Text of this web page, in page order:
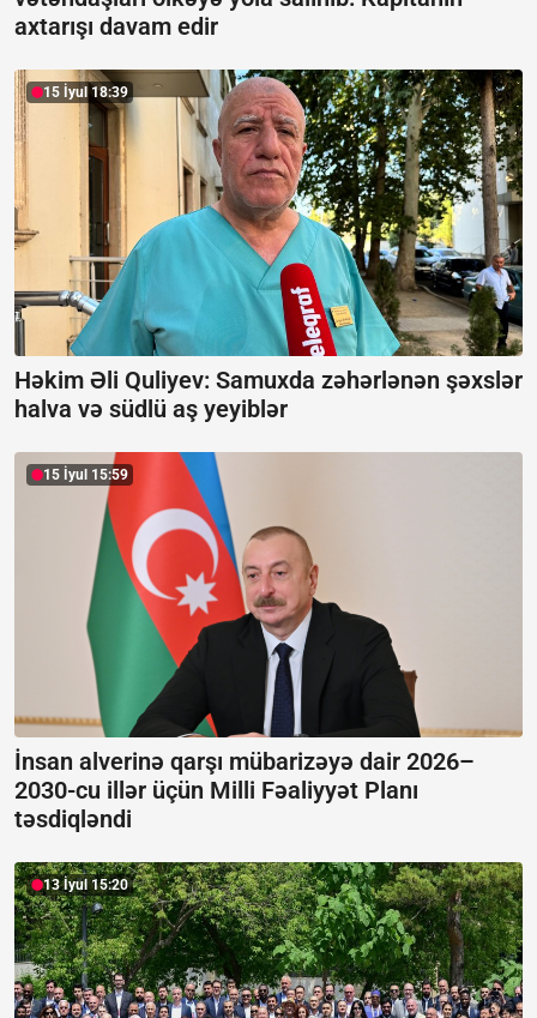
axtarışı davam edir
15 İyul 18:39
Həkim Əli Quliyev: Samuxda zəhərlənən şəxslər
halva və südlü aş yeyiblər
15 İyul 15:59
İnsan alverinə qarşı mübarizəyə dair 2026–
2030-cu illər üçün Milli Fəaliyyət Planı
təsdiqləndi
13 İyul 15:20